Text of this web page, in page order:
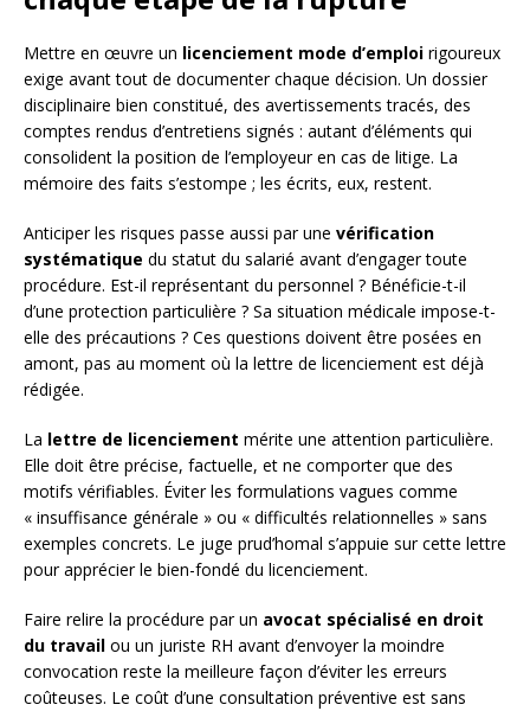
Mettre en œuvre un licenciement mode d’emploi rigoureux
exige avant tout de documenter chaque décision. Un dossier
disciplinaire bien constitué, des avertissements tracés, des
comptes rendus d’entretiens signés : autant d’éléments qui
consolident la position de l’employeur en cas de litige. La
mémoire des faits s’estompe ; les écrits, eux, restent.
Anticiper les risques passe aussi par une vérification
systématique du statut du salarié avant d’engager toute
procédure. Est-il représentant du personnel ? Bénéficie-t-il
d’une protection particulière ? Sa situation médicale impose-t-
elle des précautions ? Ces questions doivent être posées en
amont, pas au moment où la lettre de licenciement est déjà
rédigée.
La lettre de licenciement mérite une attention particulière.
Elle doit être précise, factuelle, et ne comporter que des
motifs vérifiables. Éviter les formulations vagues comme
« insuffisance générale » ou « difficultés relationnelles » sans
exemples concrets. Le juge prud’homal s’appuie sur cette lettre
pour apprécier le bien-fondé du licenciement.
Faire relire la procédure par un avocat spécialisé en droit
du travail ou un juriste RH avant d’envoyer la moindre
convocation reste la meilleure façon d’éviter les erreurs
coûteuses. Le coût d’une consultation préventive est sans